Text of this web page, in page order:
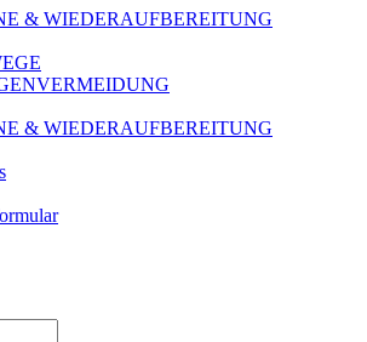
& WIEDERAUFBEREITUNG
& WIEDERAUFBEREITUNG